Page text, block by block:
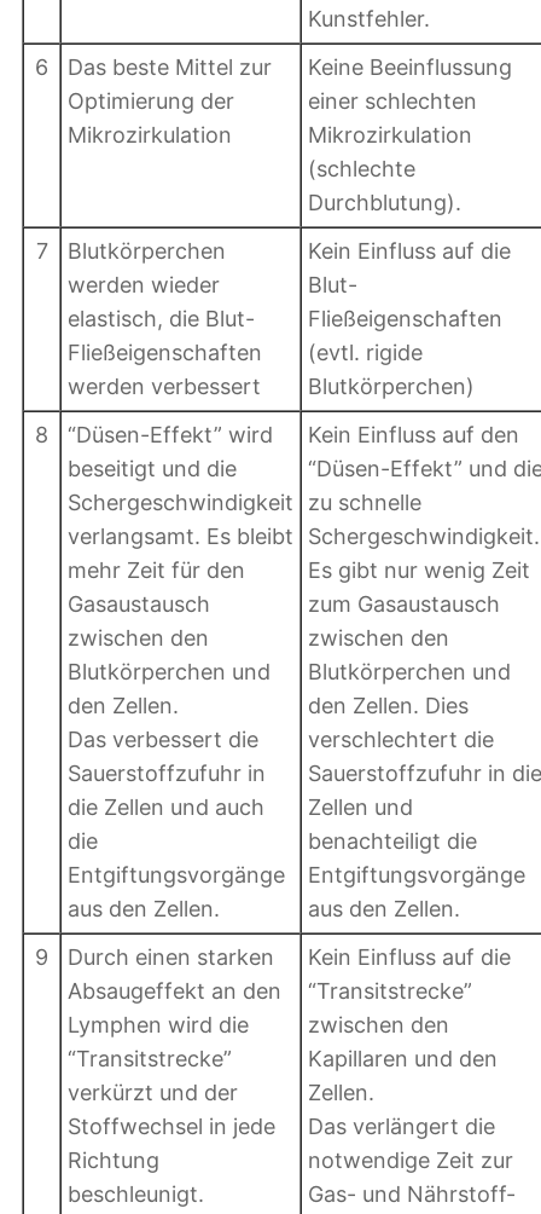
Kunstfehler.
6
Das beste Mittel zur
Optimierung der
Mikrozirkulation
Keine Beeinflussung
einer schlechten
Mikrozirkulation
(schlechte
Durchblutung).
7
Blutkörperchen
werden wieder
elastisch, die Blut-
Fließeigenschaften
werden verbessert
Kein Einfluss auf die
Blut-
Fließeigenschaften
(evtl. rigide
Blutkörperchen)
8
“Düsen-Effekt” wird
beseitigt und die
Schergeschwindigkeit
verlangsamt. Es bleibt
mehr Zeit für den
Gasaustausch
zwischen den
Blutkörperchen und
den Zellen.
Das verbessert die
Sauerstoffzufuhr in
die Zellen und auch
die
Entgiftungsvorgänge
aus den Zellen.
Kein Einfluss auf den
“Düsen-Effekt” und
zu schnelle
Schergeschwindigkeit.
Es gibt nur wenig Zeit
zum Gasaustausch
zwischen den
Blutkörperchen und
den Zellen. Dies
verschlechtert die
Sauerstoffzufuhr in die
Zellen und
benachteiligt die
Entgiftungsvorgänge
aus den Zellen.
9
Durch einen starken
Absaugeffekt an den
Lymphen wird die
“Transitstrecke”
verkürzt und der
Stoffwechsel in jede
Richtung
beschleunigt.
Kein Einfluss auf die
“Transitstrecke”
zwischen den
Kapillaren und den
Zellen.
Das verlängert die
notwendige Zeit zur
Gas- und Nährstoff-